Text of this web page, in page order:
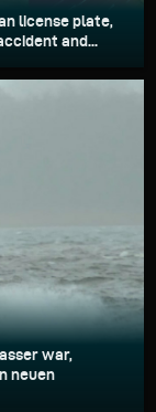
license plate,
and...
war,
neuen